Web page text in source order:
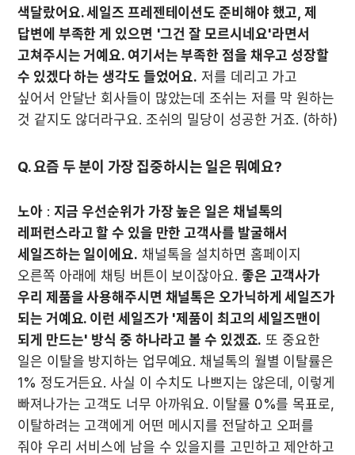
색달랐어요. 세일즈 프레젠테이션도 준비해야 했고, 제
답변에 부족한 게 있으면 '그건 잘 모르시네요'라면서
고쳐주시는 거예요. 여기서는 부족한 점을 채우고 성장할
수 있겠다 하는 생각도 들었어요. 저를 데리고 가고
싶어서 안달난 회사들이 많았는데 조쉬는 저를 막 원하는
것 같지도 않더라구요. 조쉬의 밀당이 성공한 거죠. (하하)
Q. 요즘 두 분이 가장 집중하시는 일은 뭐예요?
노아 : 지금 우선순위가 가장 높은 일은 채널톡의
레퍼런스라고 할 수 있을 만한 고객사를 발굴해서
세일즈하는 일이에요. 채널톡을 설치하면 홈페이지
오른쪽 아래에 채팅 버튼이 보이잖아요. 좋은 고객사가
우리 제품을 사용해주시면 채널톡은 오가닉하게 세일즈가
되는 거예요. 이런 세일즈가 '제품이 최고의 세일즈맨이
되게 만드는' 방식 중 하나라고 볼 수 있겠죠. 또 중요한
일은 이탈을 방지하는 업무예요. 채널톡의 월별 이탈률은
1% 정도거든요. 사실 이 수치도 나쁘지는 않은데, 이렇게
빠져나가는 고객도 너무 아까워요. 이탈률 0%를 목표로,
이탈하려는 고객에게 어떤 메시지를 전달하고 오퍼를
줘야 우리 서비스에 남을 수 있을지를 고민하고 제안하고